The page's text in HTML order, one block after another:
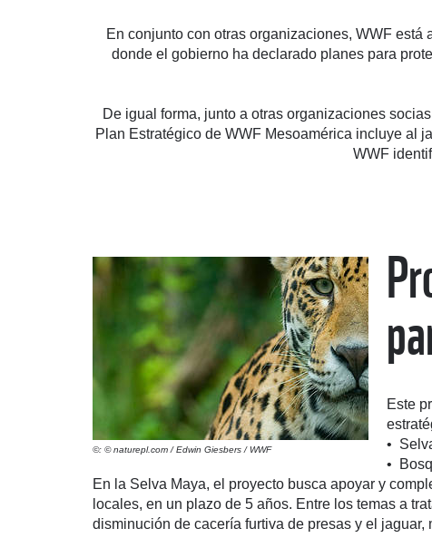
En conjunto con otras organizaciones, WWF
donde el gobierno ha declarado planes para
De igual forma, junto a otras organizaciones
Plan Estratégico de WWF Mesoamérica incluye al
WWF
©: © naturepl.com / Edwin Giesbers / WWF
Este
•
•
En la Selva Maya, el proyecto busca apoyar y
locales, en un plazo de 5 años. Entre los temas a
disminución de cacería furtiva de presas y el